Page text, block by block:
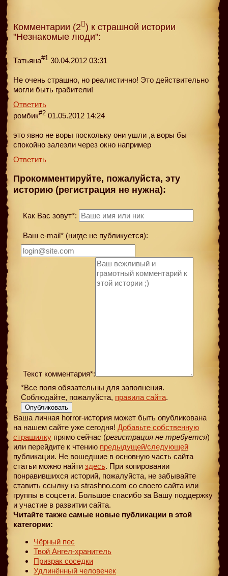
Комментарии (2 ) к страшной истории
"Незнакомые люди":
Татьяна#1 30.04.2012 03:31
Не очень страшно, но реалистично! Это действительно
могли быть грабители!
Ответить
ромбик#2 01.05.2012 14:24
это явно не воры поскольку они ушли ,а воры бы
спокойно залезли через окно например
Ответить
Прокомментируйте, пожалуйста, эту
историю (регистрация не нужна):
Как Вас зовут*:
Ваш e-mail* (нигде не публикуется):
Текст комментария*:
*Все поля обязательны для заполнения.
Соблюдайте, пожалуйста, правила сайта.
Опубликовать
Ваша личная horror-история может быть опубликована
на нашем сайте уже сегодня! Добавьте собственную
страшилку прямо сейчас (регистрация не требуется)
или перейдите к чтению предыдущей/следующей
публикации. Не вошедшие в основную часть сайта
статьи можно найти здесь. При копировании
понравившихся историй, пожалуйста, не забывайте
ставить ссылку на strashno.com со своего сайта или
группы в соцсети. Большое спасибо за Вашу поддержку
и участие в развитии сайта.
Читайте также самые новые публикации в этой
категории:
Чёрный пес
Твой Ангел-хранитель
Призрак соседки
Удлинённый человечек